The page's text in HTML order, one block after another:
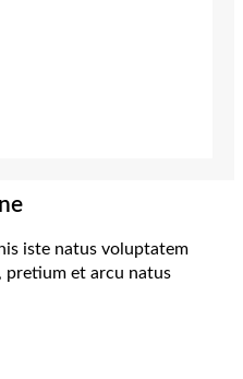
iste natus voluptatem
pretium et arcu natus